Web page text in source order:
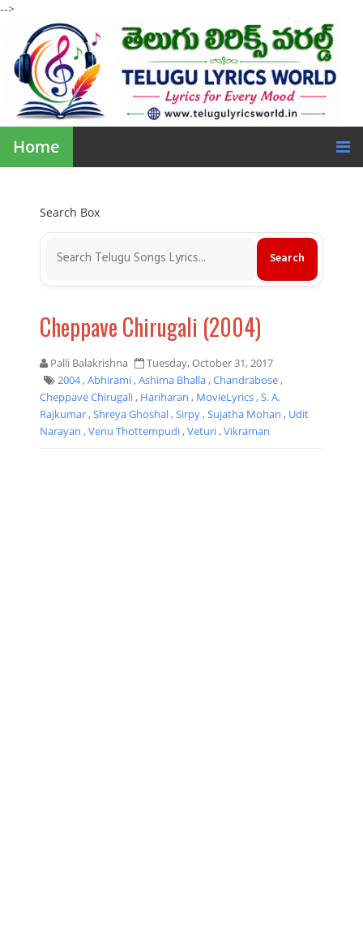
-->
Home
Search Box
Cheppave Chirugali (2004)
Palli Balakrishna
Tuesday, October 31, 2017
2004,Abhirami,Ashima Bhalla,Chandrabose,
Cheppave Chirugali, Hariharan , MovieLyrics,S. A.
Rajkumar,Shreya Ghoshal,Sirpy,Sujatha Mohan , Udit
Narayan ,Venu Thottempudi,Veturi,Vikraman